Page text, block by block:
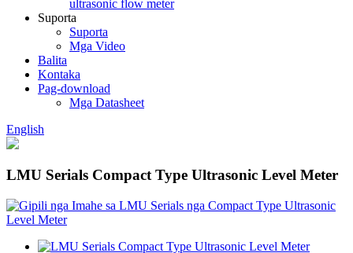
ultrasonic flow meter
Suporta
Suporta
Mga Video
Balita
Kontaka
Pag-download
Mga Datasheet
English
LMU Serials Compact Type Ultrasonic Level Meter